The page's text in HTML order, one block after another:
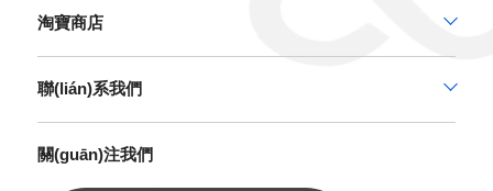
淘寶商店
聯(lián)系我們
關(guān)注我們